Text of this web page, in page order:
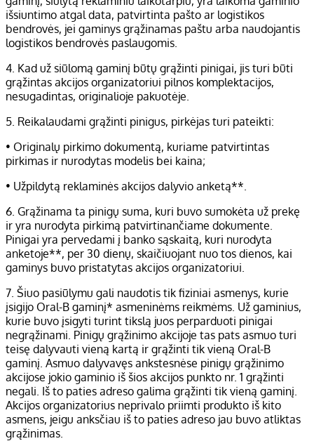
išsiuntimo atgal data, patvirtinta pašto ar logistikos
bendrovės, jei gaminys grąžinamas paštu arba naudojantis
logistikos bendrovės paslaugomis.
4. Kad už siūlomą gaminį būtų grąžinti pinigai, jis turi būti
grąžintas akcijos organizatoriui pilnos komplektacijos,
nesugadintas, originalioje pakuotėje.
5. Reikalaudami grąžinti pinigus, pirkėjas turi pateikti:
• Originalų pirkimo dokumentą, kuriame patvirtintas
pirkimas ir nurodytas modelis bei kaina;
• Užpildytą reklaminės akcijos dalyvio anketą**.
6. Grąžinama ta pinigų suma, kuri buvo sumokėta už prekę
ir yra nurodyta pirkimą patvirtinančiame dokumente.
Pinigai yra pervedami į banko sąskaitą, kuri nurodyta
anketoje**, per 30 dienų, skaičiuojant nuo tos dienos, kai
gaminys buvo pristatytas akcijos organizatoriui.
7. Šiuo pasiūlymu gali naudotis tik fiziniai asmenys, kurie
įsigijo Oral-B gaminį* asmeninėms reikmėms. Už gaminius,
kurie buvo įsigyti turint tikslą juos perparduoti pinigai
negrąžinami. Pinigų grąžinimo akcijoje tas pats asmuo turi
teisę dalyvauti vieną kartą ir grąžinti tik vieną Oral-B
gaminį. Asmuo dalyvavęs ankstesnėse pinigų grąžinimo
akcijose jokio gaminio iš šios akcijos punkto nr. 1 grąžinti
negali. Iš to paties adreso galima grąžinti tik vieną gaminį.
Akcijos organizatorius neprivalo priimti produkto iš kito
asmens, jeigu anksčiau iš to paties adreso jau buvo atliktas
grąžinimas.